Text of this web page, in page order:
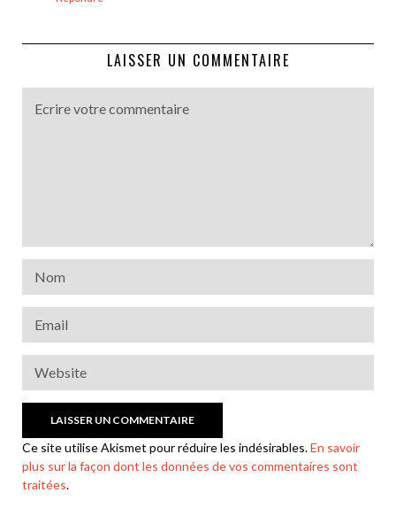
LAISSER UN COMMENTAIRE
Ce site utilise Akismet pour réduire les indésirables.En savoir
plus sur la façon dont les données de vos commentaires sont
traitées.